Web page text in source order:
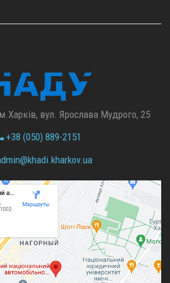
вул. Ярослава Мудрого, 25
+38 (050) 889-2151
khadi.kharkov.ua